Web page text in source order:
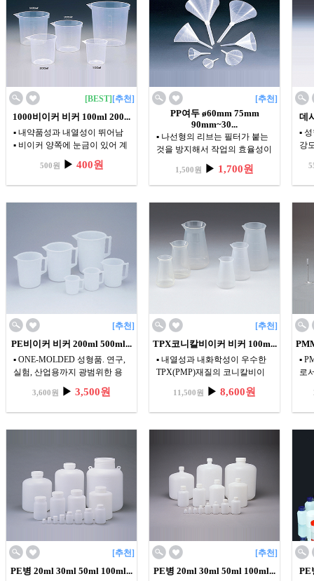
[추천]
[BEST]
1000비이커 비커 100ml 200...
▪ 내약품성과 내열성이 뛰어남
▪ 비이커 양쪽에 눈금이 있어 계
▪ 일회용500원 ▶ 400원
[추천]
PP여두 ø60mm 75mm
90mm~30...
▪ 나선형의 리브는 필터가 붙는
것을 방지해서 작업의 효율성이
Sanplatec1,500원 ▶ 1,700원
데
▪
강
어
▪
[추천]
PE비이커 비커 200ml 500ml...
▪ ONE-MOLDED 성형품. 연구,
실험, 산업용까지 광범위한 용
▪ PE재질로 Xylene등에 PP재질
보다 내화학성이 우수
3,600원 ▶ 3,500원
[추천]
TPX코니칼비이커 비커 100m...
▪ 내열성과 내화학성이 우수한
TPX(PMP)재질의 코니칼비이
▪ 사용온도 범위 : 20~160℃
NIKKO
11,500원 ▶ 8,600원
▪
로
의
기
[추천]
PE병 20ml 30ml 50ml 100ml...
[추천]
PE병 20ml 30ml 50ml 100ml... PE